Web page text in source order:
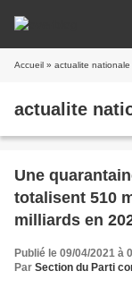
Accueil » actualite
actualite
Une
totalisent 510
milliards en
millions de
en France -
Publié le 09/04/2021 à
Par Section du Parti